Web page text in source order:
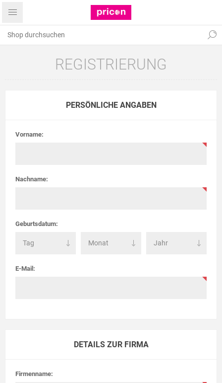
REGISTRIERUNG
PERSÖNLICHE ANGABEN
Vorname:
Nachname:
Geburtsdatum:
E-Mail:
DETAILS ZUR FIRMA
Firmenname: